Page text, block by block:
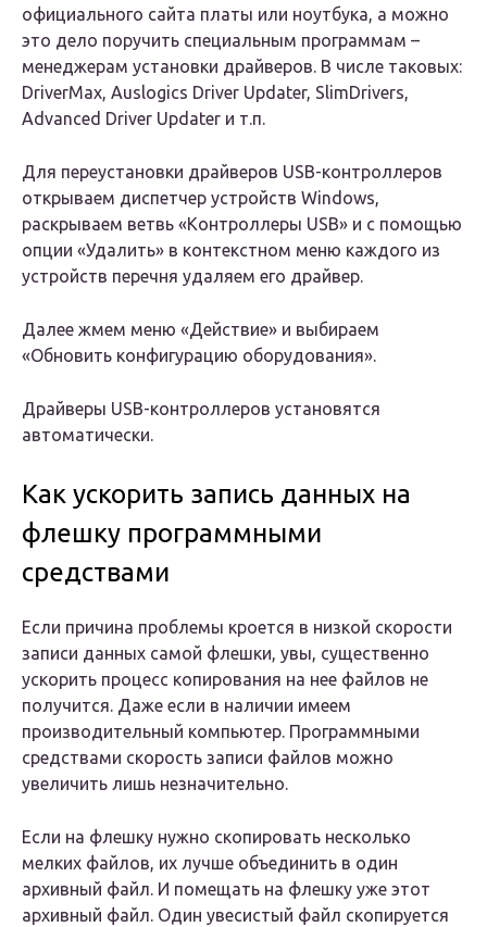
официального сайта платы или ноутбука, а можно
это дело поручить специальным программам –
менеджерам установки драйверов. В числе таковых:
DriverMax, Auslogics Driver Updater, SlimDrivers,
Advanced Driver Updater и т.п.
Для переустановки драйверов USB-контроллеров
открываем диспетчер устройств Windows,
раскрываем ветвь «Контроллеры USB» и с помощью
опции «Удалить» в контекстном меню каждого из
устройств перечня удаляем его драйвер.
Далее жмем меню «Действие» и выбираем
«Обновить конфигурацию оборудования».
Драйверы USB-контроллеров установятся
автоматически.
Как ускорить запись данных на
флешку программными
средствами
Если причина проблемы кроется в низкой скорости
записи данных самой флешки, увы, существенно
ускорить процесс копирования на нее файлов не
получится. Даже если в наличии имеем
производительный компьютер. Программными
средствами скорость записи файлов можно
увеличить лишь незначительно.
Если на флешку нужно скопировать несколько
мелких файлов, их лучше объединить в один
архивный файл. И помещать на флешку уже этот
архивный файл. Один увесистый файл скопируется